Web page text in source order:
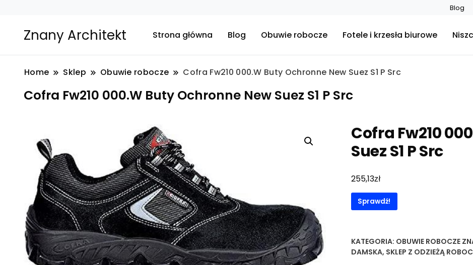
Blog
Znany Architekt Strona główna Blog Obuwie robocze Fotele i krzesła biurowe
Home Sklep Obuwie robocze Cofra Fw210 000.W Buty Ochronne New Suez S1 P Src
Cofra Fw210 000.W Buty Ochronne New Suez S1 P Src
Cofra Fw210
Suez S1 P Src
255,13zł
Sprawdź!
KATEGORIA: OBUWIE ROBOCZE
DAMSKA, SKLEP Z ODZIEŻĄ